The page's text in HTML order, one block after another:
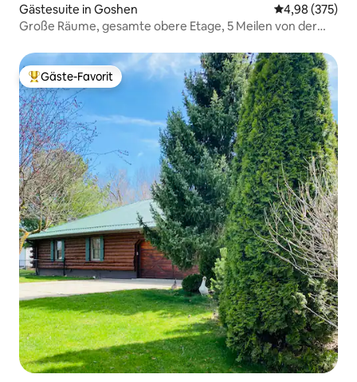
Gästesuite in Goshen
4,98 (375)
Große Räume, gesamte obere Etage, 5 Meilen von der
Beliebter Gäste-Favorit.
Gäste-Favorit